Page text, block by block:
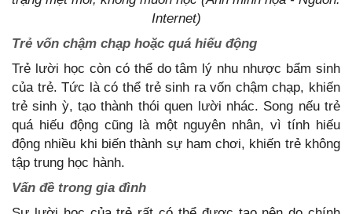
Internet)
Trẻ vốn chậm chạp hoặc quá hiếu động
Trẻ lười học còn có thể do tâm lý nhu nhược bẩm sinh
của trẻ. Tức là có thể trẻ sinh ra vốn chậm chạp, khiến
trẻ sinh ỳ, tạo thành thói quen lười nhác. Song nếu trẻ
quá hiếu động cũng là một nguyên nhân, vì tính hiếu
động nhiều khi biến thành sự ham chơi, khiến trẻ không
tập trung học hành.
Vấn đề trong gia đình